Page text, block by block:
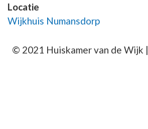
Locatie
Wijkhuis Numansdorp
© 2021 Huiskamer van de Wijk |